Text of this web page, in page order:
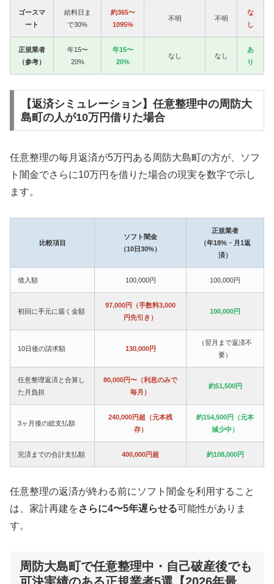
ゴースマ
ート
給料日ま
で30%
約365〜
1095%
不明 不明
な
し
正規業者
（参考）
年15〜
20%
年15〜
20%
なし なし
あ
り
【返済シミュレーション】任意整理中の周防大
島町の人が10万円借りた場合
任意整理の毎月返済が5万円ある周防大島町の方が、ソフ
ト闇金でさらに10万円を借りた場合の現実を数字で示し
ます。
比較項目
ソフト闇金
（10日30%）
正規業者
（年18%・月1返
済）
借入額 100,000円 100,000円
初回に手元に届く金額
97,000円（手数料3,000
円先引き）
100,000円
10日後の請求額 130,000円
（翌月まで返済不
要）
任意整理返済と合算し
た月負担
80,000円〜（利息のみで
毎月）
約51,500円
3ヶ月後の総支払額
240,000円超（元本残
存）
約154,500円（元本
減少中）
完済までの合計支払額 400,000円超 約108,000円
任意整理の返済が終わる前にソフト闇金を利用すること
は、家計再建をさらに4〜5年遅らせる可能性がありま
す。
周防大島町で任意整理中・自己破産後でも